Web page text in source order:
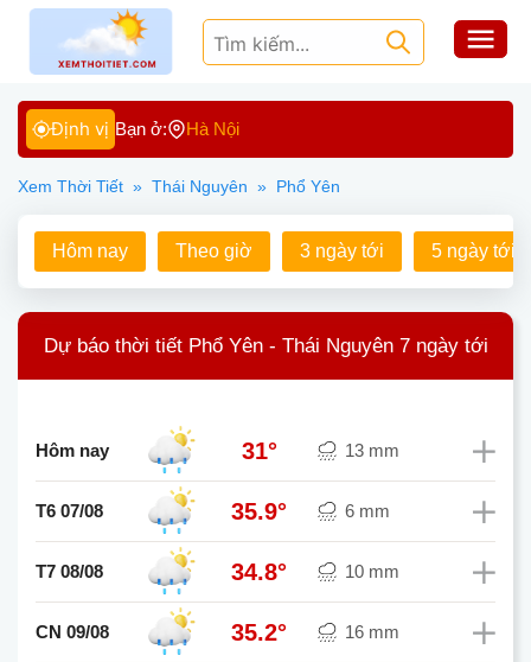
Định vị Bạn ở: Hà Nội
Xem Thời Tiết » Thái Nguyên » Phổ Yên
Hôm nay Theo giờ 3 ngày tới 5 ngày tới
Dự báo thời tiết Phổ Yên - Thái Nguyên 7 ngày tới
Hôm nay 31° 13 mm
T6 07/08 35.9° 6 mm
T7 08/08 34.8° 10 mm
CN 09/08 35.2° 16 mm